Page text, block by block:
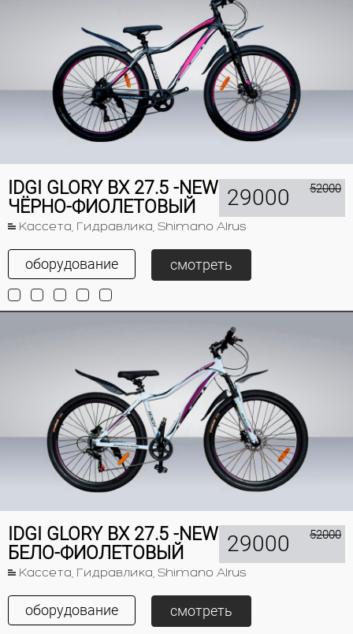
IDGI GLORY BX 27.5 -NEW
ЧЁРНО-ФИОЛЕТОВЫЙ
Кассета, Гидравлика, Shimano Alrus
29000 52000
оборудование смотреть
IDGI GLORY BX 27.5 -NEW
БЕЛО-ФИОЛЕТОВЫЙ
Кассета, Гидравлика, Shimano Alrus
29000 52000
оборудование смотреть